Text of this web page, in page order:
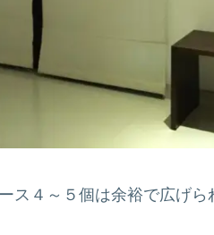
ス４～５個は余裕で広げら